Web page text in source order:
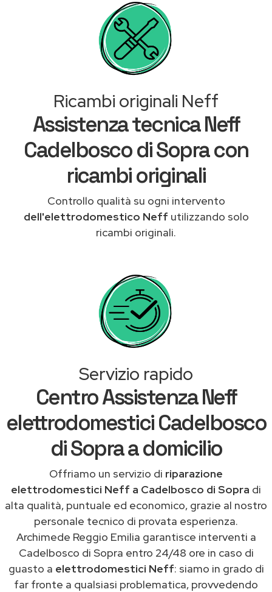
Ricambi originali Neff
Assistenza tecnica Neff
Cadelbosco di Sopra con
ricambi originali
Controllo qualità su ogni intervento
dell'elettrodomestico Neff utilizzando solo
ricambi originali.
Servizio rapido
Centro Assistenza Neff
elettrodomestici Cadelbosco
di Sopra a domicilio
Offriamo un servizio di riparazione
elettrodomestici Neff a Cadelbosco di Sopra di
alta qualità, puntuale ed economico, grazie al nostro
personale tecnico di provata esperienza.
Archimede Reggio Emilia garantisce interventi a
Cadelbosco di Sopra entro 24/48 ore in caso di
guasto a elettrodomestici Neff: siamo in grado di
far fronte a qualsiasi problematica, provvedendo